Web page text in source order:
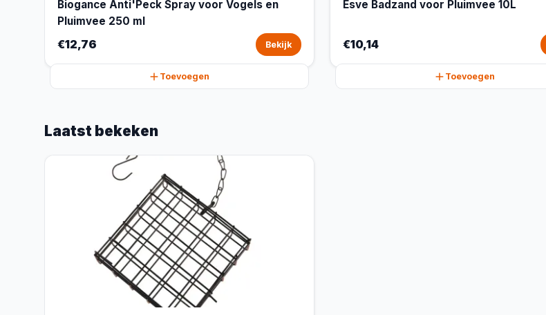
Biogance Anti'Peck Spray voor Vogels en
Pluimvee 250 ml
€12,76 Bekijk
Toevoegen
Esve Badzand voor Pluimvee 10L
€10,14
Toevoegen
Laatst bekeken